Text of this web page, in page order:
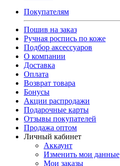
Покупателям
Пошив на заказ
Ручная роспись по коже
Подбор аксессуаров
О компании
Доставка
Оплата
Возврат товара
Бонусы
Акции распродажи
Подарочные карты
Отзывы покупателей
Продажа оптом
Личный кабинет
Аккаунт
Изменить мои данные
Мои заказы